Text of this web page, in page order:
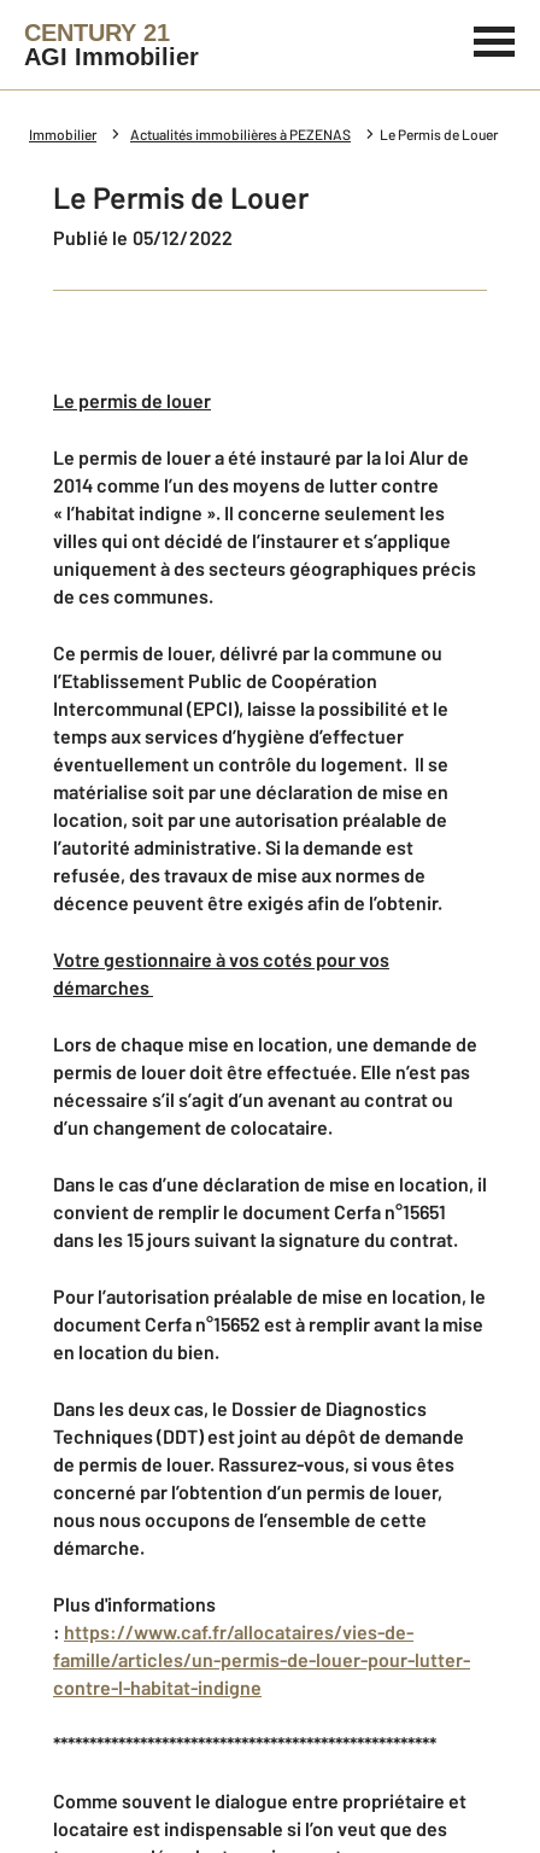
CENTURY 21
AGI Immobilier
Immobilier Actualités immobilières à PEZENAS Le Permis de Louer
Le Permis de Louer
Publié le 05/12/2022
Le permis de louer
Le permis de louer a été instauré par la loi Alur de
2014 comme l’un des moyens de lutter contre
« l’habitat indigne ». Il concerne seulement les
villes qui ont décidé de l’instaurer et s’applique
uniquement à des secteurs géographiques précis
de ces communes.
Ce permis de louer, délivré par la commune ou
l’Etablissement Public de Coopération
Intercommunal (EPCI), laisse la possibilité et le
temps aux services d’hygiène d’effectuer
éventuellement un contrôle du logement. Il se
matérialise soit par une déclaration de mise en
location, soit par une autorisation préalable de
l’autorité administrative. Si la demande est
refusée, des travaux de mise aux normes de
décence peuvent être exigés afin de l’obtenir.
Votre gestionnaire à vos cotés pour vos
démarches
Lors de chaque mise en location, une demande de
permis de louer doit être effectuée. Elle n’est pas
nécessaire s’il s’agit d’un avenant au contrat ou
d’un changement de colocataire.
Dans le cas d’une déclaration de mise en location, il
convient de remplir le document Cerfa n°15651
dans les 15 jours suivant la signature du contrat.
Pour l’autorisation préalable de mise en location, le
document Cerfa n°15652 est à remplir avant la mise
en location du bien.
Dans les deux cas, le Dossier de Diagnostics
Techniques (DDT) est joint au dépôt de demande
de permis de louer. Rassurez-vous, si vous êtes
concerné par l’obtention d’un permis de louer,
nous nous occupons de l’ensemble de cette
démarche.
Plus d'informations
: https://www.caf.fr/allocataires/vies-de-
famille/articles/un-permis-de-louer-pour-lutter-
contre-l-habitat-indigne
*****************************************************
Comme souvent le dialogue entre propriétaire et
locataire est indispensable si l’on veut que des